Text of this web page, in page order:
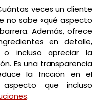
veces un cliente
no sabe «qué aspecto
Además, ofrece
en detalle,
o incluso apreciar la
Es una transparencia
la fricción en el
que incluso
.